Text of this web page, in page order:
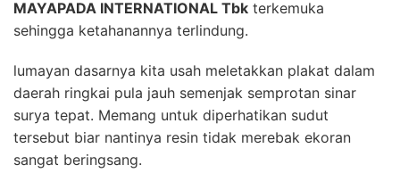
MAYAPADA INTERNATIONAL Tbk terkemuka
sehingga ketahanannya terlindung.
lumayan dasarnya kita usah meletakkan plakat dalam
daerah ringkai pula jauh semenjak semprotan sinar
surya tepat. Memang untuk diperhatikan sudut
tersebut biar nantinya resin tidak merebak ekoran
sangat beringsang.